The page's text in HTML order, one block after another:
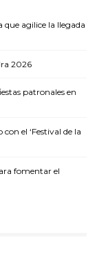
que agilice la llegada
2026
patronales en
el ‘Festival de la
fomentar el